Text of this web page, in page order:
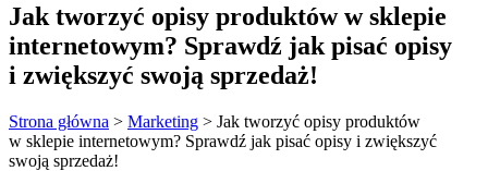
Jak tworzyć opisy produktów w sklepie
internetowym? Sprawdź jak pisać opisy
i zwiększyć swoją sprzedaż!
Strona główna > Marketing > Jak tworzyć opisy produktów
w sklepie internetowym? Sprawdź jak pisać opisy i zwiększyć
swoją sprzedaż!